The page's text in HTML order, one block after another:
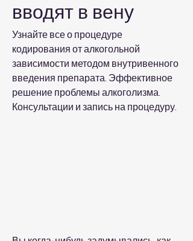
вводят в вену
Узнайте все о процедуре
кодирования от алкогольной
зависимости методом внутривенного
введения препарата. Эффективное
решение проблемы алкоголизма.
Консультации и запись на процедуру.